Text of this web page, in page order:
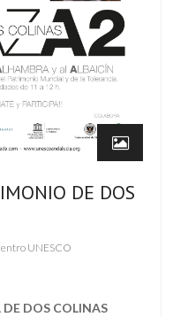
DE DOS
UNESCO
DOS COLINAS